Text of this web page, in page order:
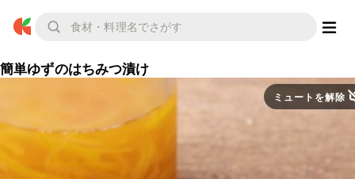
簡単ゆずのはちみつ漬け
ミュートを解除